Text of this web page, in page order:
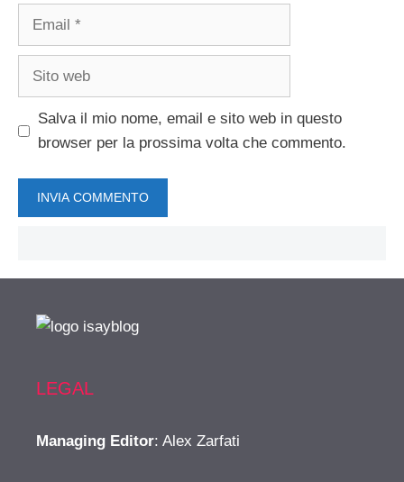
Email
Sito
Salva il mio nome, email e sito web in questo
browser per la prossima volta che commento.
LEGAL
Managing Editor: Alex Zarfati